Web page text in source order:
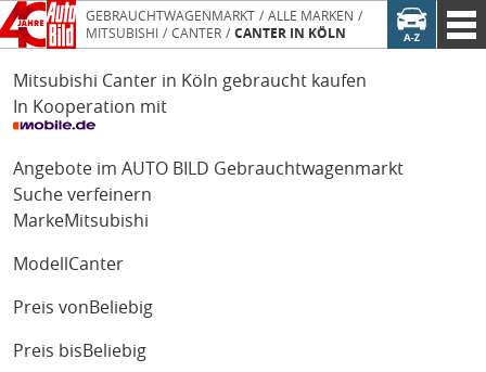
GEBRAUCHTWAGENMARKT
ALLE MARKEN
MITSUBISHI
CANTER CANTER IN KÖLN
Mitsubishi Canter in Köln gebraucht kaufen
In Kooperation mit
Angebote im AUTO BILD Gebrauchtwagenmarkt
Suche verfeinern
MarkeMitsubishi
Modell Canter
Preis von Beliebig
Preis bis Beliebig